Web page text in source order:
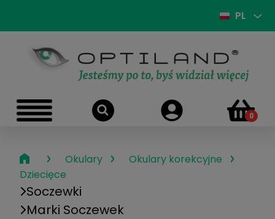
PL
› Okulary › Okulary korekcyjne ›
Dziecięce
Soczewki
Marki Soczewek